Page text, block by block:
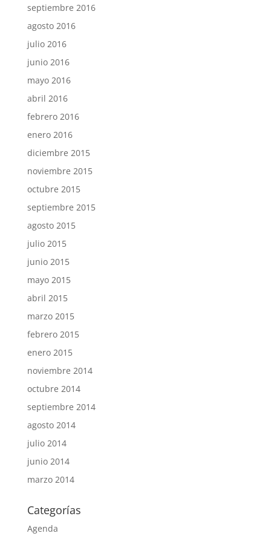
septiembre 2016
agosto 2016
julio 2016
junio 2016
mayo 2016
abril 2016
febrero 2016
enero 2016
diciembre 2015
noviembre 2015
octubre 2015
septiembre 2015
agosto 2015
julio 2015
junio 2015
mayo 2015
abril 2015
marzo 2015
febrero 2015
enero 2015
noviembre 2014
octubre 2014
septiembre 2014
agosto 2014
julio 2014
junio 2014
marzo 2014
Categorías
Agenda